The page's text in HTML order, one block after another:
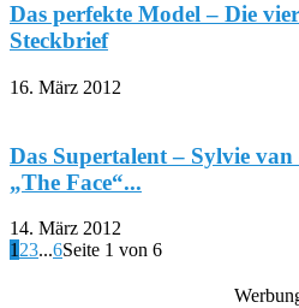
Das perfekte Model – Die
Steckbrief
16. März 2012
Das Supertalent – Sylvie
„The Face“...
14. März 2012
1 23...6Seite 1 von 6